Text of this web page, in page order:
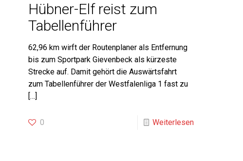
Hübner-Elf reist zum
Tabellenführer
62,96 km wirft der Routenplaner als Entfernung
bis zum Sportpark Gievenbeck als kürzeste
Strecke auf. Damit gehört die Auswärtsfahrt
zum Tabellenführer der Westfalenliga 1 fast zu
[…]
0 Weiterlesen